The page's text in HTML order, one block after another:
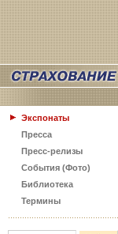
Экспонаты
Пресса
Пресс-релизы
События (Фото)
Библиотека
Термины